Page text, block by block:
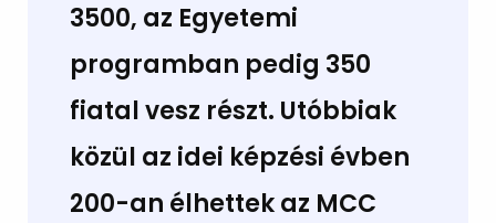
3500, az Egyetemi
programban pedig 350
fiatal vesz részt. Utóbbiak
közül az idei képzési évben
200-an élhettek az MCC